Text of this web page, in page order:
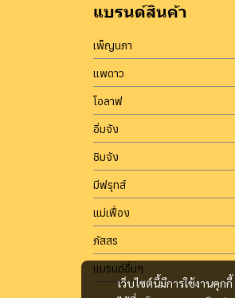
เว็บไซต์นี้มีการใช้งานคุก
แบรนด์สินค้า
เพ็ญนภา
แพดาว
โอลาฟ
อิ่มจัง
ชิมจัง
มีฟรุทส์
แม่เฟื่อง
ภัสสร
แบรนด์อื่นๆ